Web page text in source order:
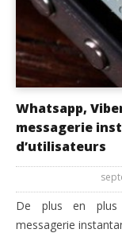
Whatsapp,
messagerie
d’utilisateurs
De plus en plus
messagerie